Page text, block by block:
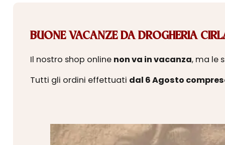
BUONE VACANZE DA DROGHERIA
Il nostro shop online non va in vacanza, ma le
Tutti gli ordini effettuati dal 6 Agosto